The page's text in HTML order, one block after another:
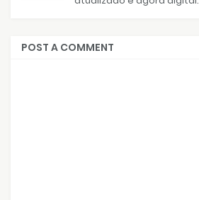
POST A COMMENT